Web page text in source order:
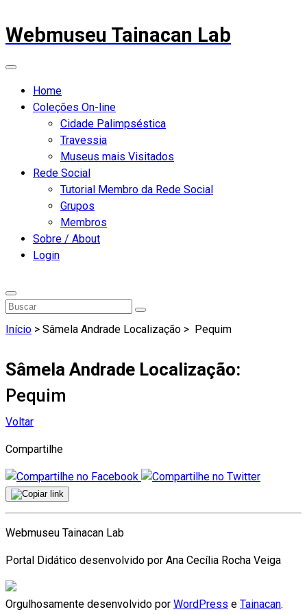
Webmuseu Tainacan Lab
Home
Coleções On-line
Cidade Palimpséstica
Travessia
Museus mais Visitados
Rede Social
Tutorial Membro da Rede Social
Grupos
Membros
Sobre / About
Login
Início > Sâmela Andrade Localização > Pequim
Sâmela Andrade Localização:
Pequim
Voltar
Compartilhe
Webmuseu Tainacan Lab
Portal Didático desenvolvido por Ana Cecília Rocha Veiga
Orgulhosamente desenvolvido por WordPress e Tainacan.